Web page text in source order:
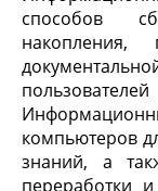
способов
пользователей
компьютеров
знаний, а
переработки